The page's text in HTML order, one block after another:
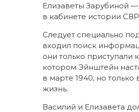
Елизаветы Зарубиной
в кабинете истории
Следует специально
входил поиск
они только приступали
котором Эйнштейн
в марте 1940, но
жизнь.
Василий и Елизавета